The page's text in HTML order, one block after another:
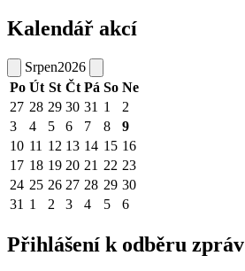
Kalendář akcí
Srpen2026
Po Út St Čt Pá So Ne
27 28 29 30 31 1
2
3
4 5 6 7 8
9
10 11 12 13 14 15 16
17 18 19 20 21 22 23
24 25 26 27 28 29 30
31 1 2 3 4 5 6
Přihlášení k odběru zpráv